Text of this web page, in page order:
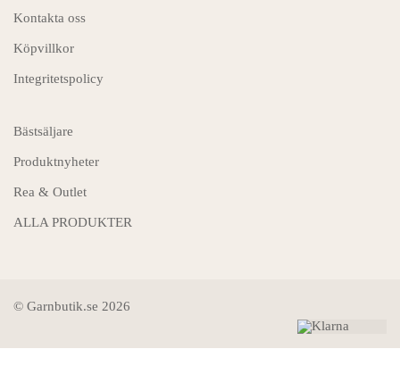
Kontakta oss
Köpvillkor
Integritetspolicy
Bästsäljare
Produktnyheter
Rea & Outlet
ALLA PRODUKTER
© Garnbutik.se 2026